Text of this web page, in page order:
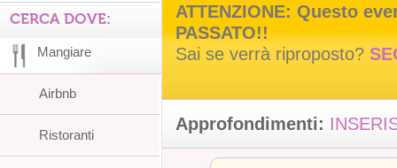
ATTENZIONE: Questo
PASSATO!!
Sai se verrà riproposto?
Approfondimenti:
CERCA DOVE:
Mangiare
Airbnb
Ristoranti